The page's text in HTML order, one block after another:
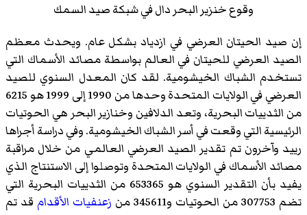
وقوع خنزير البحر دال في شبكة صيد السمك
إن صيد الحيتان العرضي في ازدياد بشكل عام. ويحدث معظم
الصيد العرضي للحيتان في العالم بواسطة مصائد الأسماك التي
تستخدم الشباك الخيشومية. لقد كان المعدل السنوي للصيد
العرضي في الولايات المتحدة وحدها من 1990 إلى 1999 هو 6215
من الثدييات البحرية، وتعد الدلافين وخنازير البحر هي الحوتيات
الرئيسية التي وقعت في أسر الشباك الخيشومية. وفي دراسة أجراها
رييد وآخرون تم تقدير الصيد العرضي العالمي من خلال مراقبة
مصائد الأسماك في الولايات المتحدة وتوصلوا إلى الاستنتاج الذي
يفيد بأن التقدير السنوي هو 653365 من الثدييات البحرية التي
تضم 307753 من الحوتيات و345611 من
زعنفيات الأقدام قد تم